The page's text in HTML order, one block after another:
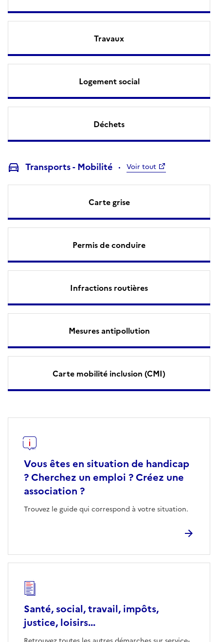
Travaux
Logement social
Déchets
Transports - Mobilité Voir tout
Carte grise
Permis de conduire
Infractions routières
Mesures antipollution
Carte mobilité inclusion (CMI)
Vous êtes en situation de handicap
? Cherchez un emploi ? Créez une
association ?
Trouvez le guide qui correspond à votre situation.
Santé, social, travail, impôts,
justice, loisirs...